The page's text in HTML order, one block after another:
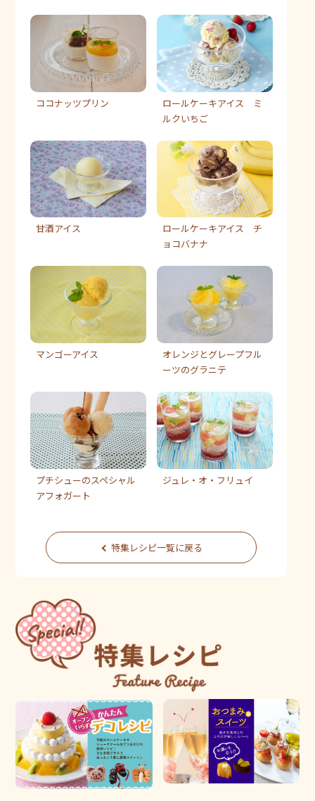
ココナッツプリン
ロールケーキアイス ミ
ルクいちご
甘酒アイス
ロールケーキアイス チ
ョコバナナ
マンゴーアイス
オレンジとグレープフル
ーツのグラニテ
プチシューのスペシャル
アフォガート
ジュレ・オ・フリュイ
特集レシピ一覧に戻る